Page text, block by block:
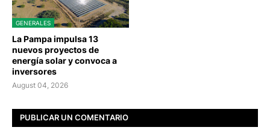
GENERALES
La Pampa impulsa 13
nuevos proyectos de
energía solar y convoca a
inversores
August 04, 2026
PUBLICAR UN COMENTARIO